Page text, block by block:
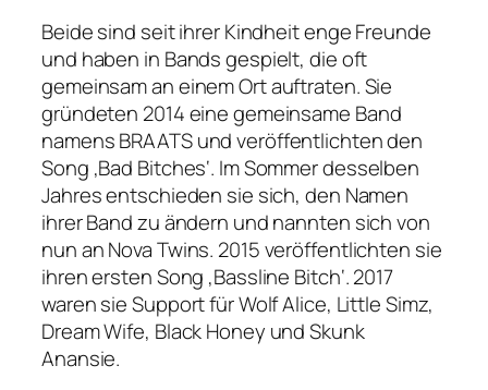
Beide sind seit ihrer Kindheit enge Freunde
und haben in Bands gespielt, die oft
gemeinsam an einem Ort auftraten. Sie
gründeten 2014 eine gemeinsame Band
namens BRAATS und veröffentlichten den
Song ‚Bad Bitches‘. Im Sommer desselben
Jahres entschieden sie sich, den Namen
ihrer Band zu ändern und nannten sich von
nun an Nova Twins. 2015 veröffentlichten sie
ihren ersten Song ‚Bassline Bitch‘. 2017
waren sie Support für Wolf Alice, Little Simz,
Dream Wife, Black Honey und Skunk
Anansie.